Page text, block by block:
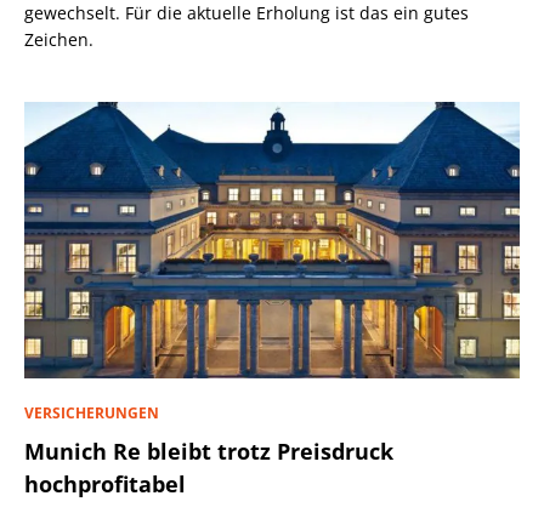
gewechselt. Für die aktuelle Erholung ist das ein gutes
Zeichen.
VERSICHERUNGEN
Munich Re bleibt trotz Preisdruck
hochprofitabel